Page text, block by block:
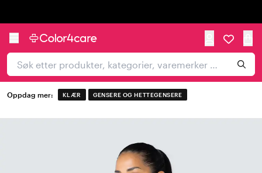
Oppdag mer: KLÆR GENSERE OG HETTEGENSERE